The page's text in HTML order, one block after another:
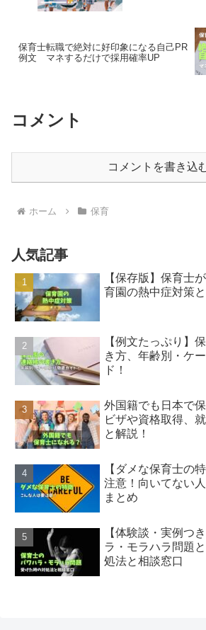
保育士転職で絶対に好印象になる自己PR
例文 マネするだけで採用確率UP
コメント
コメントを書き込
ホーム 保育
人気記事
【保存版】保育士
育園の熱中症対策
【例文たっぷり】
き方、年齢別・ケ
ド！
外国籍でも日本で
ビザや資格取得、
と解説！
【ダメな保育士の
注意！向いてない
まとめ
【体験談・実例つ
ラ・モラハラ問題
処法と相談窓口